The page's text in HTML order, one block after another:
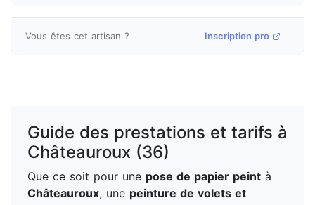
Vous êtes cet artisan ? Inscription pro
Guide des prestations et tarifs à
Châteauroux (36)
Que ce soit pour une pose de papier peint à
Châteauroux, une peinture de volets et